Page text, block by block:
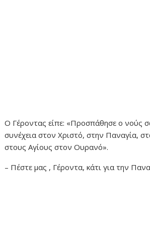
Ο Γέροντας είπε: «Προσπάθησε ο νούς
συνέχεια στον Χριστό, στην Παναγία,
στους Αγίους στον Ουρανό».
– Πέστε μας , Γέροντα, κάτι για την